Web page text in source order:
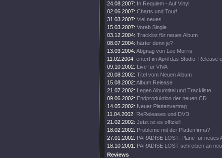
24.08.2007: In Requiem - Auf Vinyl
02.06.2007: Charts und Tour!
31.03.2007: Viel neues...
15.03.2007: Vorab Single
03.12.2004: Tracklist für neues Album
08.07.2004: härter denn je?
13.03.2004: Abgnag von Lee Morris
11.02.2004: entert im April das Studio, Release
09.10.2002: Live für VIVA
20.08.2002: Titel vom Neuen Album
15.08.2002: Album Release
21.07.2002: Legen Albumtitel und Trackliste
09.06.2002: Endproduktion der neuen CD
14.05.2002: Neuer Plattenvertrag
11.04.2002: ReReleases und DVD
21.02.2002: Jetzt ist es offiziell
18.02.2002: Probleme mit der Plattenfirma?
27.01.2002: PARADISE LOST: Pläne für neues
18.10.2001: PARADISE LOST schreiben an
Reviews